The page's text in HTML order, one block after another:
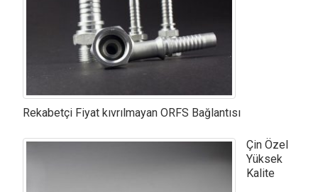
Rekabetçi Fiyat kıvrılmayan ORFS Bağlantısı
Çin Özel
Yüksek
Kalite